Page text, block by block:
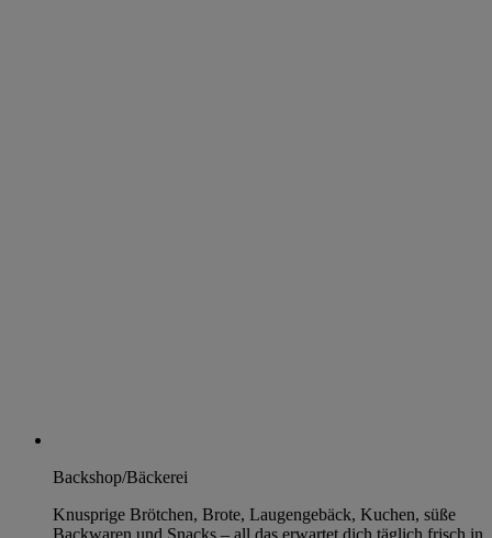
Backshop/Bäckerei
Knusprige Brötchen, Brote, Laugengebäck, Kuchen, süße
Backwaren und Snacks – all das erwartet dich täglich frisch in